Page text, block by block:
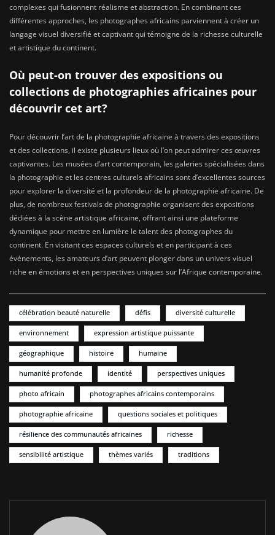
complexes qui fusionnent réalisme et abstraction. En combinant ces
différentes approches, les photographes africains parviennent à créer un
langage visuel diversifié et captivant qui témoigne de la richesse culturelle
et artistique du continent.
Où peut-on trouver des expositions ou
collections de photographies africaines pour
découvrir cet art?
Pour découvrir l’art de la photographie africaine à travers des expositions
et des collections, il existe plusieurs lieux où l’on peut admirer ces œuvres
captivantes. Les musées d’art contemporain, les galeries spécialisées dans
la photographie et les centres culturels africains sont d’excellentes sources
pour explorer la diversité et la profondeur de la photographie africaine. De
plus, de nombreux festivals de photographie organisent des expositions
dédiées à la scène artistique africaine, offrant ainsi une plateforme
dynamique pour mettre en lumière le talent des photographes du
continent. En visitant ces espaces culturels et en participant à ces
événements, les amateurs d’art peuvent plonger dans un univers visuel
riche en émotions et en perspectives uniques sur l’Afrique contemporaine.
célébration beauté naturelle défis diversité culturelle
environnement expression artistique puissante
géographique histoire humaine
humanité profonde identité perspectives uniques
photo africain photographes africains contemporains
photographie africaine questions sociales et politiques
résilience des communautés africaines richesse
sensibilité artistique thèmes variés traditions